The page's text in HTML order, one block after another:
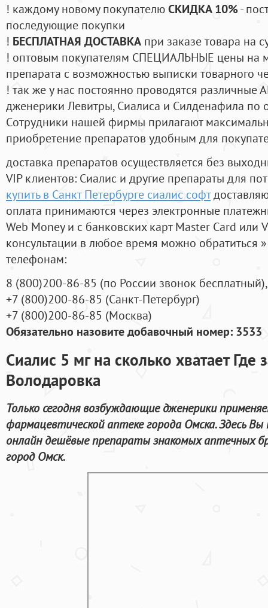
! каждому новому покупателюСКИДКА 10%-
последующие покупки
! БЕСПЛАТНАЯ ДОСТАВКА при заказе товара на
! оптовым покупателям СПЕЦИАЛЬНЫЕ цены на
препарата с возможностью выписки товарного
! так же у нас постоянно проводятся
дженерики Левитры, Сиалиса и Силденафила по
Cотрудники нашей фирмы прилагают
приобретение препаратов удобным для
доставка препаратов осуществляется без
VIP клиентов: Сиалис и другие препараты для
купить в Санкт Петербурге сиалис софт
оплата принимаются через электронные
Web Money и с банковских карт Master Card или
консультации в любое время можно обратиться
телефонам:
8 (800)200-86-85 (по России звонок бесплатный),
+7 (800)200-86-85 (Санкт-Петербург)
+7 (800)200-86-85 (Москва)
Обязательно назовите добавочный номер: 3533
Сиалис 5 мг на сколько хватает Где
Володаровка
Только сегодня возбуждающие дженерики
фармацевтической аптеке города Омска. Здесь
онлайн дешёвые препараты знакомых аптечных
город Омск.